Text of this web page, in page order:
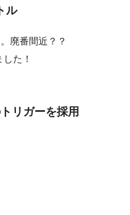
ル
廃番間近？？
た！
リガーを採用